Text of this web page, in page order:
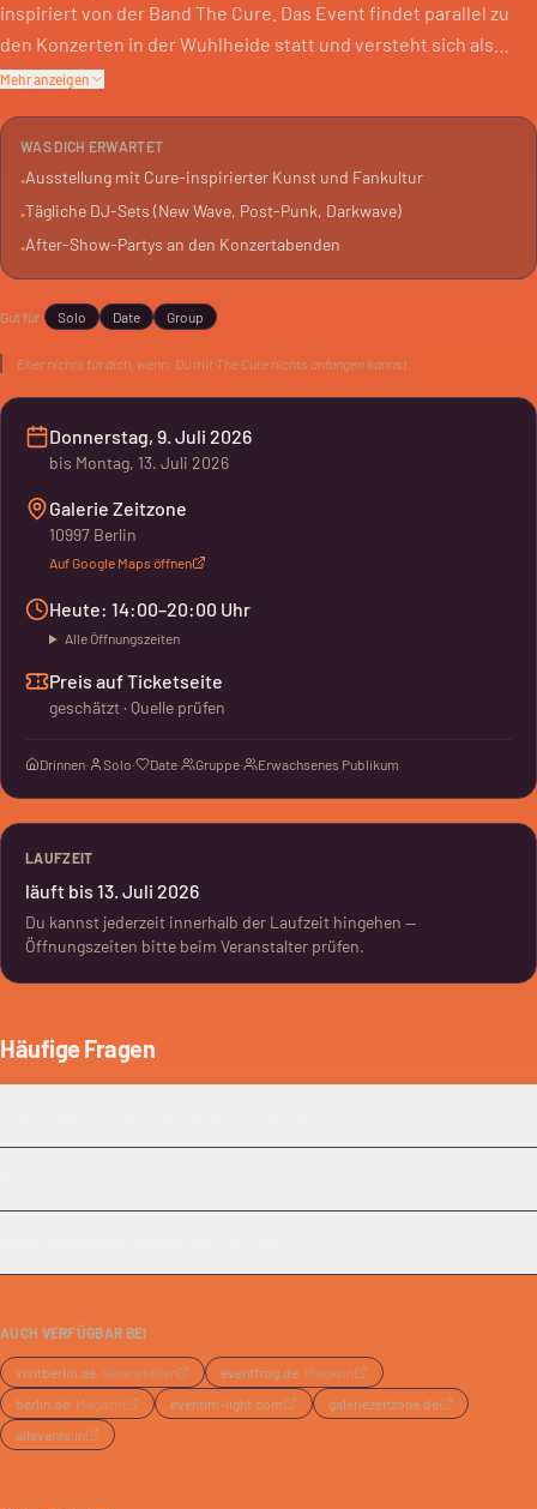
inspiriert von der Band The Cure. Das Event findet parallel zu
den Konzerten in der Wuhlheide statt und versteht sich als
Treffpunkt für Fans.
Die Galerie Zeitzone zeigt zeitgenössische Kunst, die von The
Cure inspiriert ist. Dazu kommen historische Originalfotografien
aus privaten Sammlungen sowie alte Eintrittskarten, Plakate
Wave, Post-Punk und Darkwave auf. An den Konzertabenden
(10.-12. Juli) steigen After-Show-Partys mit Berliner DJs bis
Mehr anzeigen
WAS DICH ERWARTET
•Ausstellung mit Cure-inspirierter Kunst und Fankultur
•Tägliche DJ-Sets (New Wave, Post-Punk, Darkwave)
•After-Show-Partys an den Konzertabenden
Gut für Solo Date Group
Eher nichts für dich, wenn: Du mit The Cure nichts anfangen kannst.
Donnerstag, 9. Juli 2026
bis Montag, 13. Juli 2026
Galerie Zeitzone
10997 Berlin
Auf Google Maps öffnen
Heute: 14:00–20:00 Uhr
Alle Öffnungszeiten
Preis auf Ticketseite
geschätzt · Quelle prüfen
Drinnen· Solo· Date· Gruppe· Erwachsenes Publikum
LAUFZEIT
läuft bis 13. Juli 2026
Du kannst jederzeit innerhalb der Laufzeit hingehen —
Öffnungszeiten bitte beim Veranstalter prüfen.
Häufige Fragen
AUCH VERFÜGBAR BEI
visitberlin.de· Veranstalter eventfrog.de· Magazin
berlin.de· Magazin eventim-light.com
galeriezeitzone.de
allevents.in